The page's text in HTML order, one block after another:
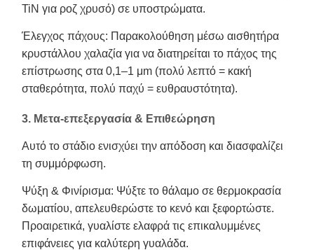
TiN για ροζ χρυσό) σε υποστρώματα.
Έλεγχος πάχους: Παρακολούθηση μέσω αισθητήρα
κρυστάλλου χαλαζία για να διατηρείται το πάχος της
επίστρωσης στα 0,1–1 μm (πολύ λεπτό = κακή
σταθερότητα, πολύ παχύ = ευθραυστότητα).
3. Μετα-επεξεργασία & Επιθεώρηση
Αυτό το στάδιο ενισχύει την απόδοση και διασφαλίζει
τη συμμόρφωση.
Ψύξη & Φινίρισμα: Ψύξτε το θάλαμο σε θερμοκρασία
δωματίου, απελευθερώστε το κενό και ξεφορτώστε.
Προαιρετικά, γυαλίστε ελαφρά τις επικαλυμμένες
επιφάνειες για καλύτερη γυαλάδα.